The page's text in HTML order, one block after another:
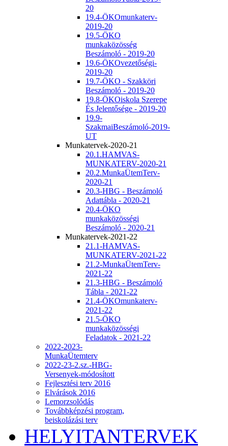
20
19.4-ÖKOmunkaterv-
2019-20
19.5-ÖKO
munkaközösség
Beszámoló - 2019-20
19.6-ÖKOvezetőségi-
2019-20
19.7-ÖKO - Szakköri
Beszámoló - 2019-20
19.8-ÖKOiskola Szerepe
És Jelentősége - 2019-20
19.9-
SzakmaiBeszámoló-2019-
UT
Munkatervek-2020-21
20.1.HAMVAS-
MUNKATERV-2020-21
20.2.MunkaÜtemTerv-
2020-21
20.3-HBG - Beszámoló
Adattábla - 2020-21
20.4-ÖKO
munkaközösségi
Beszámoló - 2020-21
Munkatervek-2021-22
21.1-HAMVAS-
MUNKATERV-2021-22
21.2-MunkaÜtemTerv-
2021-22
21.3-HBG - Beszámoló
Tábla - 2021-22
21.4-ÖKOmunkaterv-
2021-22
21.5-ÖKO
munkaközösségi
Feladatok - 2021-22
2022-2023-
MunkaÜtemterv
2022-23-2.sz.-HBG-
Versenyek-módosított
Fejlesztési terv 2016
Elvárások 2016
Lemorzsolódás
Továbbképzési program,
beiskolázási terv
HELYITANTERVEK